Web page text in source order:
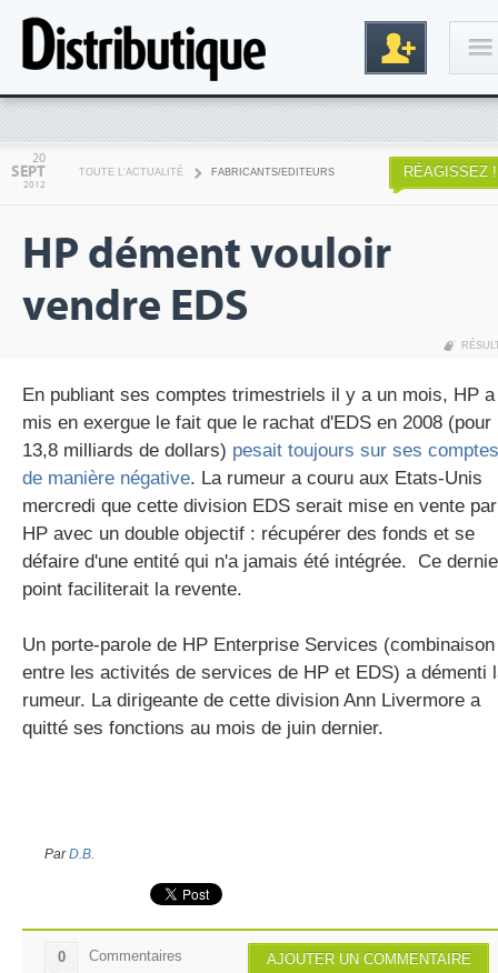
20
SEPT
2012
TOUTE L'ACTUALITÉ FABRICANTS/EDITEURS RÉAGISSEZ !
HP dément vouloir
vendre EDS
En publiant ses comptes trimestriels il y a un mois, HP a
mis en exergue le fait que le rachat d'EDS en 2008 (pour
13,8 milliards de dollars) pesait toujours sur ses comptes
de manière négative. La rumeur a couru aux Etats-Unis
mercredi que cette division EDS serait mise en vente par
HP avec un double objectif : récupérer des fonds et se
défaire d'une entité qui n'a jamais été intégrée. Ce
point faciliterait la revente.
Un porte-parole de HP Enterprise Services (combinaison
entre les activités de services de HP et EDS) a démenti
rumeur. La dirigeante de cette division Ann Livermore a
quitté ses fonctions au mois de juin dernier.
ParD.B.
AJOUTER UN COMMENTAIRE
0 Commentaires